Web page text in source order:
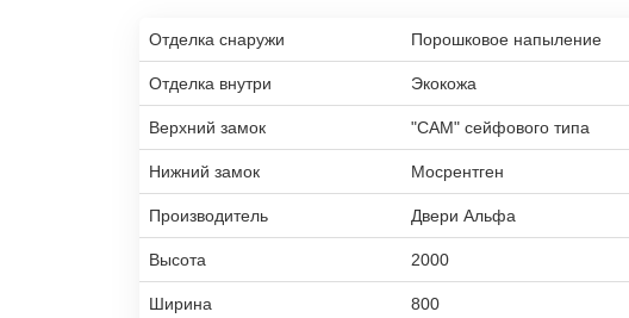
Отделка снаружи Порошковое напыление
Отделка внутри Экокожа
Верхний замок "САМ" сейфового типа
Нижний замок Мосрентген
Производитель Двери Альфа
Высота 2000
Ширина 800